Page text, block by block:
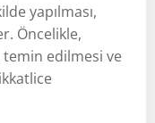
yapılması,
Öncelikle,
edilmesi ve